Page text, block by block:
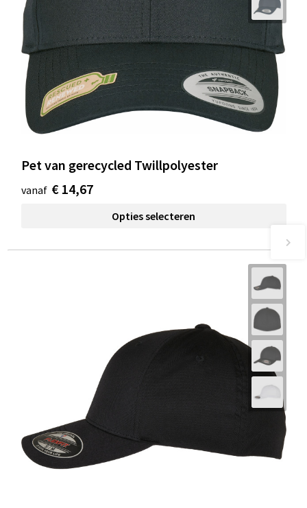
Pet van gerecycled Twillpolyester
vanaf € 14,67
Opties selecteren